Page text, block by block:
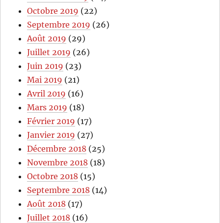
Octobre 2019 (22)
Septembre 2019 (26)
Août 2019 (29)
Juillet 2019 (26)
Juin 2019 (23)
Mai 2019 (21)
Avril 2019 (16)
Mars 2019 (18)
Février 2019 (17)
Janvier 2019 (27)
Décembre 2018 (25)
Novembre 2018 (18)
Octobre 2018 (15)
Septembre 2018 (14)
Août 2018 (17)
Juillet 2018 (16)